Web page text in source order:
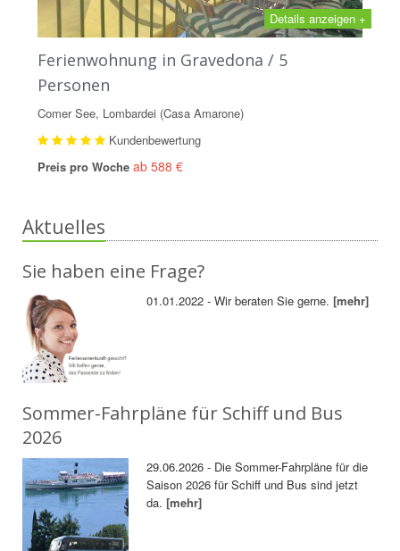
Details anzeigen +
Ferienwohnung in Gravedona / 5
Personen
Comer See, Lombardei (Casa Amarone)
Kundenbewertung
Preis pro Woche ab 588 €
Aktuelles
Sie haben eine Frage?
01.01.2022 - Wir beraten Sie gerne.[mehr]
Sommer-Fahrpläne für Schiff und Bus
2026
29.06.2026 - Die Sommer-Fahrpläne für die
Saison 2026 für Schiff und Bus sind jetzt
da.[mehr]